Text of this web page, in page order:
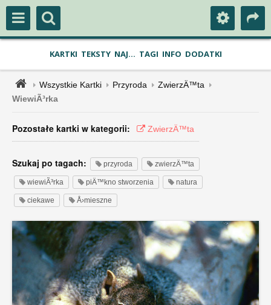
KARTKI TEKSTY NAJ... TAGI INFO DODATKI
Wszystkie Kartki Przyroda
ZwierzÄ™ta
WiewiÃ³rka
Pozostałe kartki w kategorii: ZwierzÄ™ta
Szukaj po tagach: przyroda zwierzÄ™ta
wiewiÃ³rka piÄ™kno stworzenia natura
ciekawe Å›mieszne